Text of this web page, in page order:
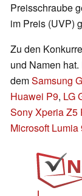
Preisschraube
im Preis (UVP)
Zu den
und Namen
demSamsung
Huawei P9, LG
Sony Xperia Z5
Microsoft Lumia